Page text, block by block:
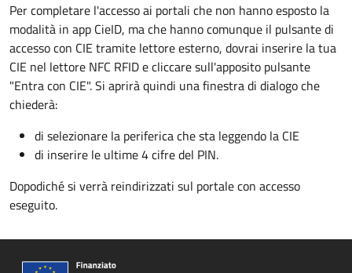
Per completare l'accesso ai portali che non hanno esposto la
modalità in app CieID, ma che hanno comunque il pulsante di
accesso con CIE tramite lettore esterno, dovrai inserire la tua
CIE nel lettore NFC RFID e cliccare sull'apposito pulsante
"Entra con CIE". Si aprirà quindi una finestra di dialogo che
chiederà:
di selezionare la periferica che sta leggendo la CIE
di inserire le ultime 4 cifre del PIN.
Dopodiché si verrà reindirizzati sul portale con accesso
eseguito.